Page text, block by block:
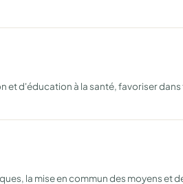
d'éducation à la santé, favoriser
la mise en commun des moyens et